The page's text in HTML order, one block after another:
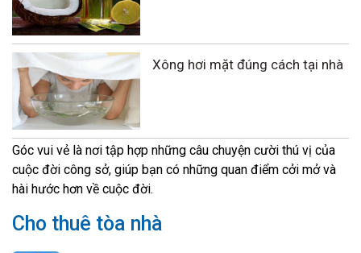
Xông hơi mặt đúng cách tại nhà
Góc vui vẻ là nơi tập hợp những câu chuyện cười thú vị của
cuộc đời công sở, giúp bạn có những quan điểm cởi mở và
hài hước hơn về cuộc đời.
Cho thuê tòa nhà